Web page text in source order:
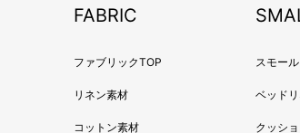
FABRIC
ファブリックTOP
リネン素材
コットン素材
スモー
ベッド
クッシ